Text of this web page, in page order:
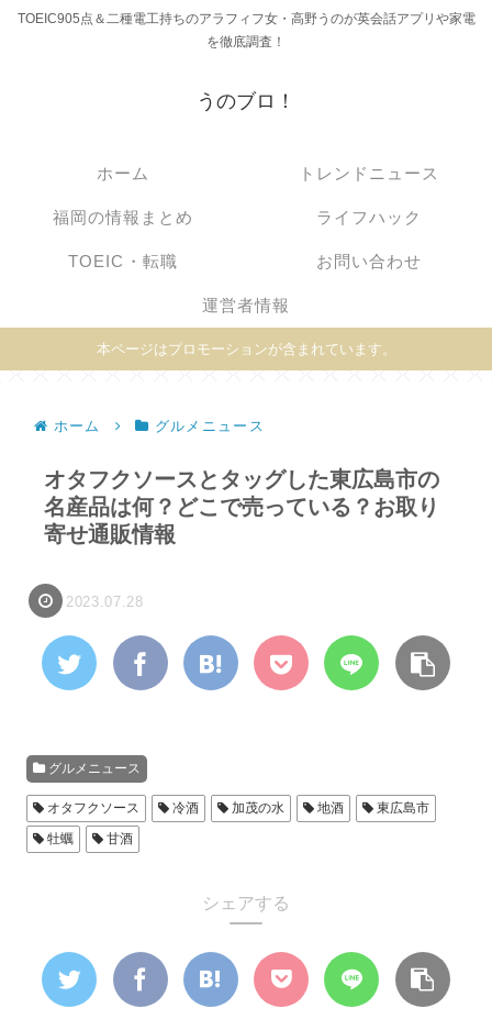
TOEIC905点＆二種電工持ちのアラフィフ女・高野うのが英会話アプリや家電
を徹底調査！
うのブロ！
ホーム トレンドニュース
福岡の情報まとめ ライフハック
TOEIC・転職 お問い合わせ
運営者情報
本ページはプロモーションが含まれています。
ホーム グルメニュース
オタフクソースとタッグした東広島市の
名産品は何？どこで売っている？お取り
寄せ通販情報
2023.07.28
グルメニュース
オタフクソース 冷酒 加茂の水 地酒
東広島市
牡蠣
甘酒
シェアする